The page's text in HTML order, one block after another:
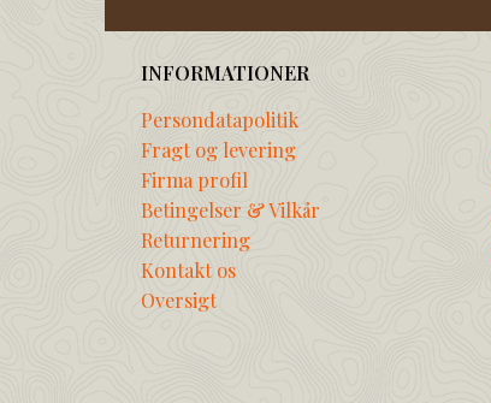
INFORMATIONER
Persondatapolitik
Fragt og levering
Firma profil
Betingelser & Vilkår
Returnering
Kontakt os
Oversigt